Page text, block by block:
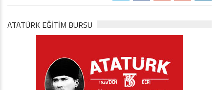
ATATÜRK EĞITIM BURSU